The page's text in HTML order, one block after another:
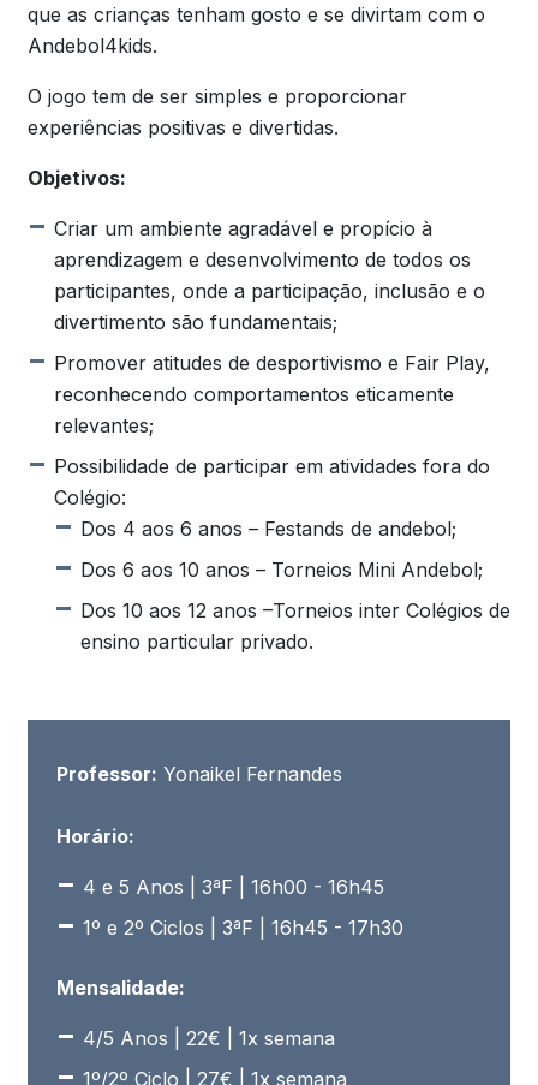
que as crianças tenham gosto e se divirtam com o
Andebol4kids.
O jogo tem de ser simples e proporcionar
experiências positivas e divertidas.
Objetivos:
Criar um ambiente agradável e propício à
aprendizagem e desenvolvimento de todos os
participantes, onde a participação, inclusão e o
divertimento são fundamentais;
Promover atitudes de desportivismo e Fair Play,
reconhecendo comportamentos eticamente
relevantes;
Possibilidade de participar em atividades fora do
Colégio:
Dos 4 aos 6 anos – Festands de andebol;
Dos 6 aos 10 anos – Torneios Mini Andebol;
Dos 10 aos 12 anos –Torneios inter Colégios de
ensino particular privado.
Professor: Yonaikel Fernandes
Horário:
4 e 5 Anos | 3ªF | 16h00 - 16h45
1º e 2º Ciclos | 3ªF | 16h45 - 17h30
Mensalidade:
4/5 Anos | 22€ | 1x semana
1º/2º Ciclo | 27€ | 1x semana